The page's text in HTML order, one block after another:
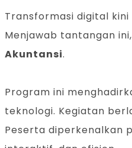
Transformasi digital
Menjawab tantangan
Akuntansi.
Program ini
teknologi. Kegiatan
Peserta diperkenalkan